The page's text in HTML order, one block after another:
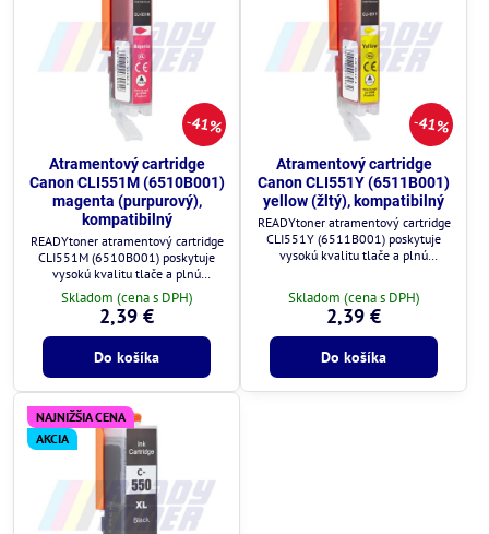
41%
Atramentový cartridge
Canon CLI551M (6510B001)
magenta (purpurový),
kompatibilný
READYtoner atramentový cartridge
CLI551M (6510B001) poskytuje
vysokú kvalitu tlače a plnú
kompatibilitu s tlačiarňami Canon.
Skladom (cena s DPH)
2,39 €
Do košíka
41%
Atramentový cartridge
Canon CLI551Y (6511B001)
yellow (žltý), kompatibilný
READYtoner atramentový cartridge
CLI551Y (6511B001) poskytuje
vysokú kvalitu tlače a plnú
Skladom (cena s DPH)
2,39 €
Do košíka
NAJNIŽŠIA CENA
AKCIA